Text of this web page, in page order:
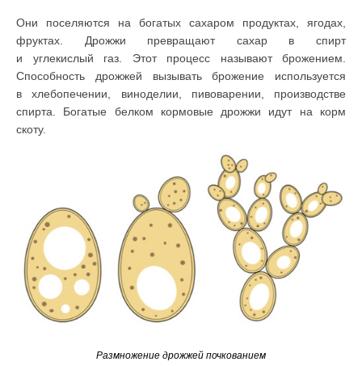
Они поселяются на богатых сахаром продуктах, ягодах,
фруктах. Дрожжи превращают сахар в спирт
и углекислый газ. Этот процесс называют брожением.
Способность дрожжей вызывать брожение используется
в хлебопечении, виноделии, пивоварении, производстве
спирта. Богатые белком кормовые дрожжи идут на корм
скоту.
Размножение дрожжей почкованием